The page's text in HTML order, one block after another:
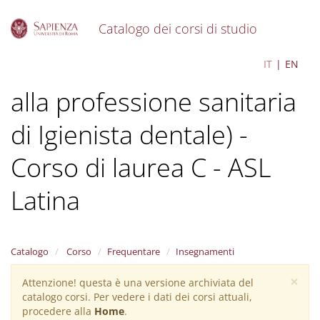
Catalogo dei corsi di studio
IT EN
Igiene dentale (abilitante
alla professione sanitaria
di Igienista dentale) -
Corso di laurea C - ASL
Latina
Catalogo Corso Frequentare Insegnamenti
×
Warning
message
Attenzione! questa è una versione archiviata del
catalogo corsi. Per vedere i dati dei corsi attuali,
procedere alla Home.